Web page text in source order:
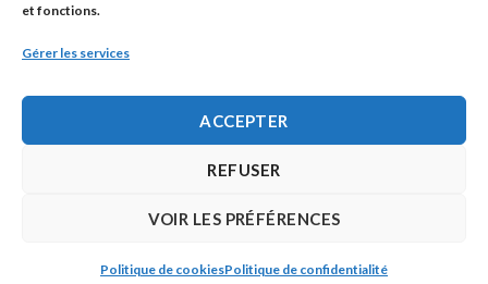
et fonctions.
Gérer les services
ACCEPTER
REFUSER
VOIR LES PRÉFÉRENCES
Politique de cookiesPolitique de confidentialité
Adresse à utiliser pour les envois en AR.
Politique de confidentialité
Copyright 2026 ©Code Animal